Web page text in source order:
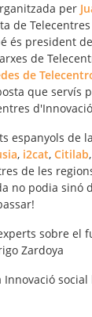
per
de
és president
de
de
que servís
espanyols de la
, i2cat, Citilab,
de les
no podia sinó
sobre el
Zardoya
Innovació